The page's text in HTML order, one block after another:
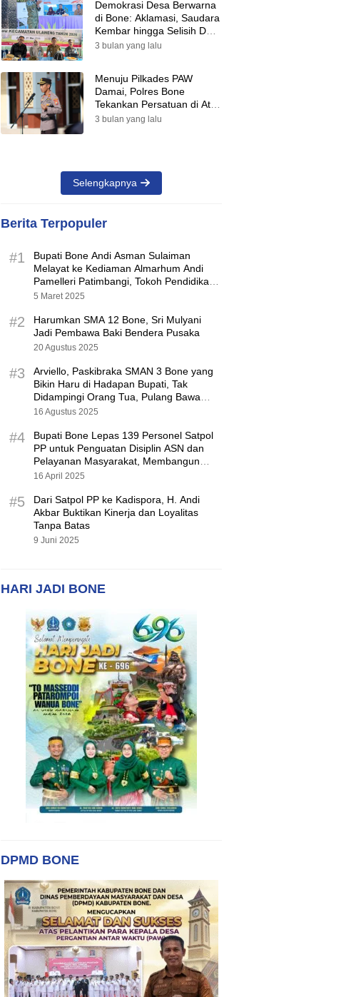
Demokrasi Desa Berwarna
di Bone: Aklamasi, Saudara
Kembar hingga Selisih Dua
Suara Warnai Pilkades PAW
3 bulan yang lalu
Menuju Pilkades PAW
Damai, Polres Bone
Tekankan Persatuan di Atas
Perbedaan Pilihan
3 bulan yang lalu
Selengkapnya
Berita Terpopuler
#1
Bupati Bone Andi Asman Sulaiman
Melayat ke Kediaman Almarhum Andi
Pamelleri Patimbangi, Tokoh Pendidikan
Kabupaten Bone
5 Maret 2025
#2
Harumkan SMA 12 Bone, Sri Mulyani
Jadi Pembawa Baki Bendera Pusaka
20 Agustus 2025
#3
Arviello, Paskibraka SMAN 3 Bone yang
Bikin Haru di Hadapan Bupati, Tak
Didampingi Orang Tua, Pulang Bawa
Hadiah Motor
16 Agustus 2025
#4
Bupati Bone Lepas 139 Personel Satpol
PP untuk Penguatan Disiplin ASN dan
Pelayanan Masyarakat, Membangun
Pemerintahan yang Tertib dan Melayani
16 April 2025
#5
Dari Satpol PP ke Kadispora, H. Andi
Akbar Buktikan Kinerja dan Loyalitas
Tanpa Batas
9 Juni 2025
HARI JADI BONE
DPMD BONE